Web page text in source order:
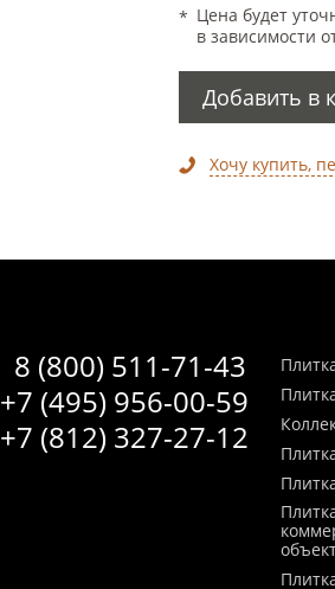
Цена будет
в зависимости
Добавить в
Хочу купить,
8 (800) 511-71-43
+7 (495) 956-00-59
+7 (812) 327-27-12